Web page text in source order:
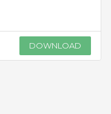
DOWNLOAD